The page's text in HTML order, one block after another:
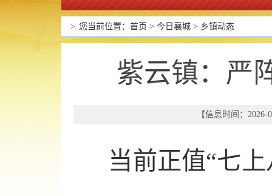
政府信息公开
> 您当前位置： 首页 > 今日襄城 > 乡镇动态
紫云镇：严
【信息时间：
当前正值“七